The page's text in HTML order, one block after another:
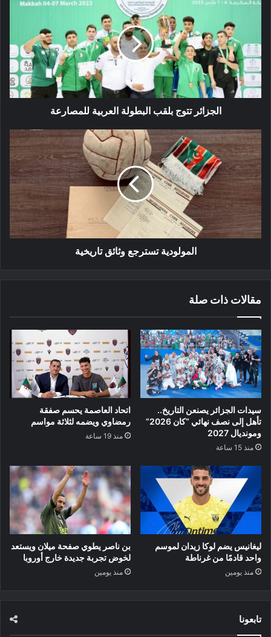
تتوج
العربية
للمصارعة
الجزائر تتوج بلقب البطولة العربية للمصارعة
المولودية
تسترجع
وثائق
تاريخية
المولودية تسترجع وثائق تاريخية
مقالات ذات صلة
سيدات الجزائر يصنعن التاريخ..
تأهل إلى نصف نهائي “كان 2026”
ومونديال 2027
منذ 15 ساعة
اتحاد العاصمة يحسم صفقة
رمضاوي ويضمه لثلاثة مواسم
منذ 19 ساعة
ليغانيس يضم لوكا زيدان لموسم
واحد قادمًا من غرناطة
منذ يومين
بن ناصر يطوي صفحة ميلان ويستعد
لخوض تجربة جديدة خارج أوروبا
منذ يومين
تابعونا